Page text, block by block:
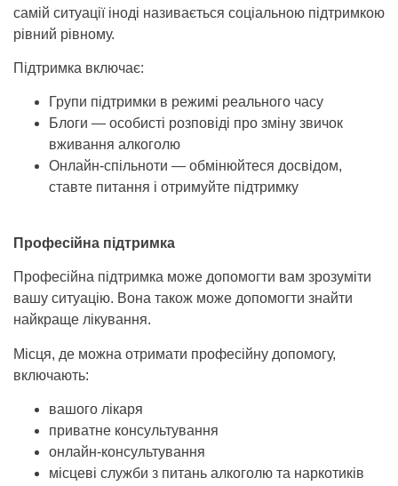
самій ситуації іноді називається соціальною підтримкою
рівний рівному.
Підтримка включає:
Групи підтримки в режимі реального часу
Блоги — особисті розповіді про зміну звичок
вживання алкоголю
Онлайн-спільноти — обмінюйтеся досвідом,
ставте питання і отримуйте підтримку
Професійна підтримка
Професійна підтримка може допомогти вам зрозуміти
вашу ситуацію. Вона також може допомогти знайти
найкраще лікування.
Місця, де можна отримати професійну допомогу,
включають:
вашого лікаря
приватне консультування
онлайн-консультування
місцеві служби з питань алкоголю та наркотиків